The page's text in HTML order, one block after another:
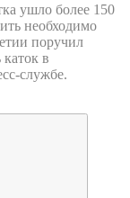
ушло более 150
необходимо
поручил
в
службе.